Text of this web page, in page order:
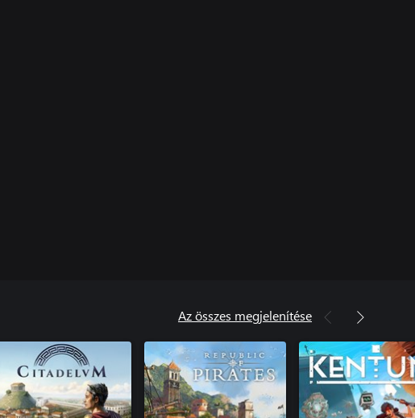
Az összes megjelenítése